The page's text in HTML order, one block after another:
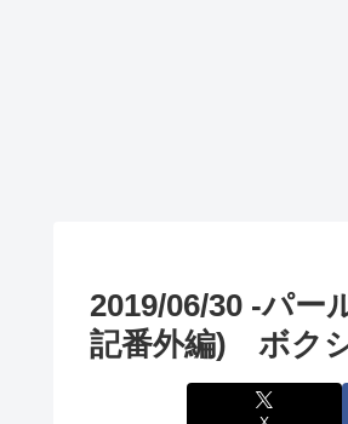
2019/06/30 -パ
記番外編) ボク